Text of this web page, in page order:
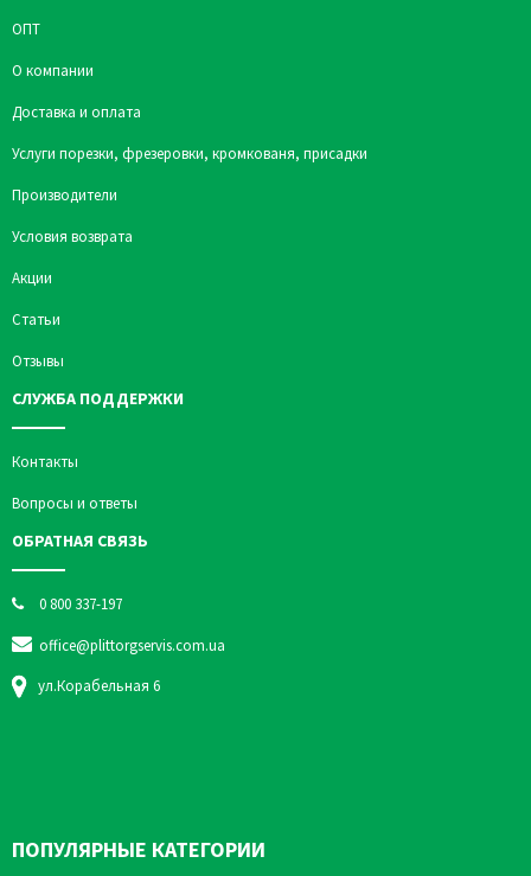
ОПТ
О компании
Доставка и оплата
Услуги порезки, фрезеровки, кромкованя, присадки
Производители
Условия возврата
Акции
Статьи
Отзывы
СЛУЖБА ПОДДЕРЖКИ
Контакты
Вопросы и ответы
ОБРАТНАЯ СВЯЗЬ
0 800 337-197
office@plittorgservis.com.ua
ул.Корабельная 6
ПОПУЛЯРНЫЕ КАТЕГОРИИ